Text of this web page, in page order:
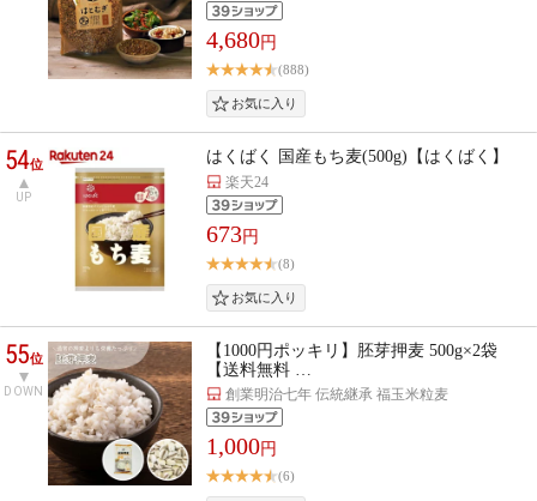
4,680円
(888)
54位
UP
はくばく 国産もち麦(500g)【はくばく】
楽天24
673円
(8)
55位
DOWN
【1000円ポッキリ】胚芽押麦 500g×2袋
【送料無料 …
創業明治七年 伝統継承 福玉米粒麦
1,000円
(6)